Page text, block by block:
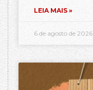
LEIA MAIS »
6 de agosto de 2026